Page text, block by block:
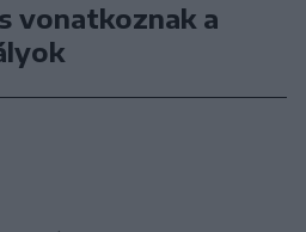
vonatkoznak a